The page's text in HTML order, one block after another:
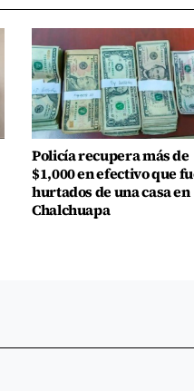
Policía recupera más de
$1,000 en efectivo que
hurtados de una casa en
Chalchuapa